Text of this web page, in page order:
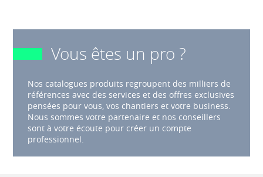
Vous êtes un pro ?
Nos catalogues produits regroupent des milliers de
références avec des services et des offres exclusives
pensées pour vous, vos chantiers et votre business.
Nous sommes votre partenaire et nos conseillers
sont à votre écoute pour créer un compte
professionnel.